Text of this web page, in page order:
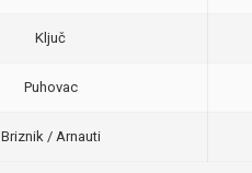
Ključ
Puhovac
Briznik / Arnauti